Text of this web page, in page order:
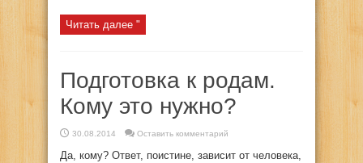
Читать далее "
Подготовка к родам.
Кому это нужно?
30.08.2014 Оставить комментарий
Да, кому? Ответ, поистине, зависит от человека,